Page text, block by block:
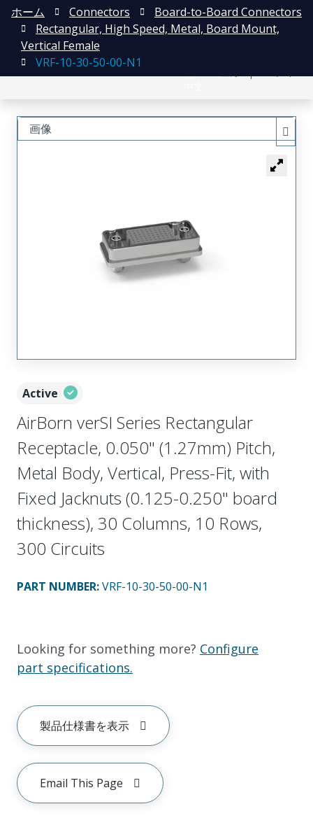
ホーム Connectors
Board-to-Board Connectors
Rectangular, High Speed, Metal, Board Mount,
Vertical Female
VRF-10-30-50-00-N1
Active
AirBorn verSI Series Rectangular
Receptacle, 0.050" (1.27mm) Pitch,
Metal Body, Vertical, Press-Fit, with
Fixed Jacknuts (0.125-0.250" board
thickness), 30 Columns, 10 Rows,
300 Circuits
PART NUMBER:VRF-10-30-50-00-N1
Looking for something more? Configure
part specifications.
製品仕様書を表示
Email This Page
画像